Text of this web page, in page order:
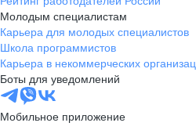
Молодым специалистам
Карьера для молодых специалистов
Школа программистов
Карьера в некоммерческих
Боты для уведомлений
Мобильное приложение